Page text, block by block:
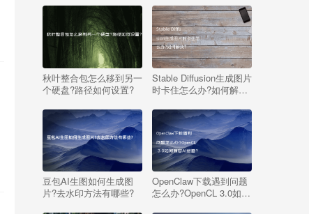
秋叶整合包怎么移到另一
个硬盘?路径如何设置?
Stable Diffusion生成图片
时卡住怎么办?如何解
豆包AI生图如何生成图
片?去水印方法有哪些?
OpenClaw下载遇到问题
怎么办?OpenCL 3.0如何